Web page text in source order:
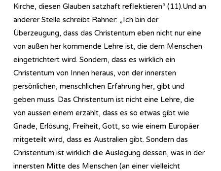
Kirche, diesen Glauben satzhaft reflektieren“ (11).Und an
anderer Stelle schreibt Rahner: „Ich bin der
Überzeugung, dass das Christentum eben nicht nur eine
von außen her kommende Lehre ist, die dem Menschen
eingetrichtert wird. Sondern, dass es wirklich ein
Christentum von Innen heraus, von der innersten
persönlichen, menschlichen Erfahrung her, gibt und
geben muss. Das Christentum ist nicht eine Lehre, die
von aussen einem erzählt, dass es so etwas gibt wie
Gnade, Erlösung, Freiheit, Gott, so wie einem Europäer
mitgeteilt wird, dass es Australien gibt. Sondern das
Christentum ist wirklich die Auslegung dessen, was in der
innersten Mitte des Menschen (an einer vielleicht